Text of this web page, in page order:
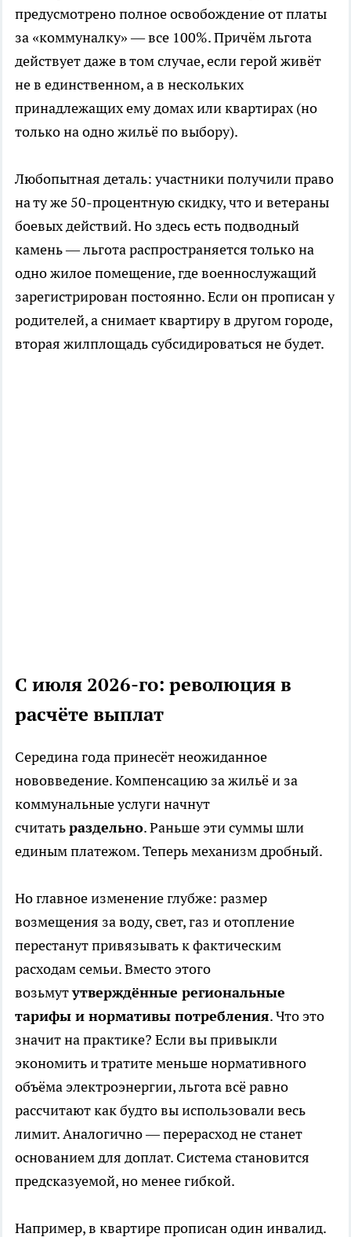
предусмотрено полное освобождение от платы
за «коммуналку» — все 100%. Причём льгота
действует даже в том случае, если герой живёт
не в единственном, а в нескольких
принадлежащих ему домах или квартирах (но
только на одно жильё по выбору).
Любопытная деталь: участники получили право
на ту же 50-процентную скидку, что и ветераны
боевых действий. Но здесь есть подводный
камень — льгота распространяется только на
одно жилое помещение, где военнослужащий
зарегистрирован постоянно. Если он прописан у
родителей, а снимает квартиру в другом городе,
вторая жилплощадь субсидироваться не будет.
С июля 2026-го: революция в
расчёте выплат
Середина года принесёт неожиданное
нововведение. Компенсацию за жильё и за
коммунальные услуги начнут
считатьраздельно. Раньше эти суммы шли
единым платежом. Теперь механизм дробный.
Но главное изменение глубже: размер
возмещения за воду, свет, газ и отопление
перестанут привязывать к фактическим
расходам семьи. Вместо этого
возьмутутверждённые региональные
тарифы и нормативы потребления. Что это
значит на практике? Если вы привыкли
экономить и тратите меньше нормативного
объёма электроэнергии, льгота всё равно
рассчитают как будто вы использовали весь
лимит. Аналогично — перерасход не станет
основанием для доплат. Система становится
предсказуемой, но менее гибкой.
Например, в квартире прописан один инвалид.